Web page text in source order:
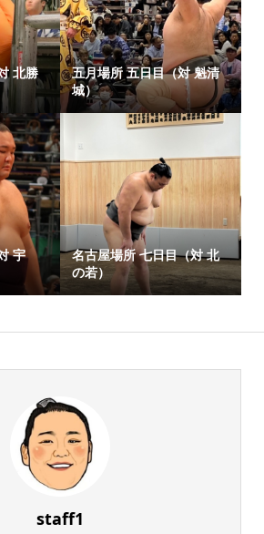
北勝
五月場所 五日目（対 魁清
城）
宇
名古屋場所 七日目（対 北
の若）
staff1